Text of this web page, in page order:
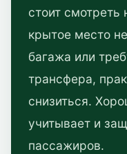
стоит
крытое место
багажа или
трансфера,
снизиться.
учитывает и
пассажиров.